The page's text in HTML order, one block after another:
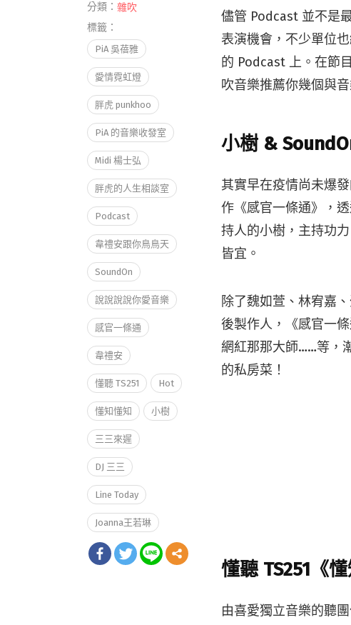
儘管 Podcast 並不是
表演機會，不少單位
的 Podcast 上。在節
吹音樂推薦你幾個與
小樹 &
其實早在疫情尚未爆
作《感官一條通》，
持人的小樹，主持功
皆宜。
除了魏如萱、林宥嘉
後製作人，《感官一
網紅那那大師……等，
的私房菜！
懂聽 TS251《懂
由喜愛獨立音樂的聽
分類： 雜吹
標籤：
PiA 吳蓓雅
愛情霓虹燈
胖虎 punkhoo
PiA 的音樂收發室
Midi 楊士弘
胖虎的人生相談室
Podcast
韋禮安跟你鳥鳥天
SoundOn
說說說說你愛音樂
感官一條通
韋禮安
懂聽 TS251 Hot
懂知懂知 小樹
三三來遲
DJ 三三
Line Today
Joanna王若琳